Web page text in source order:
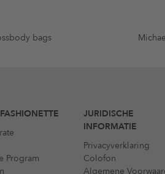
bags
Program
JURIDISCHE
INFORMATIE
Privacyverklaring
Colofon
Algemene